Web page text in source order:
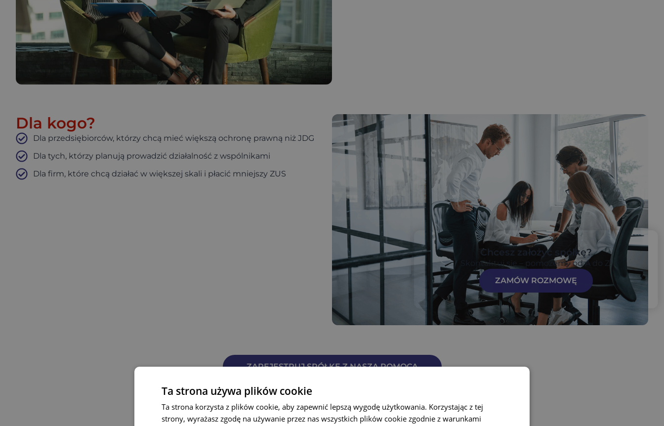
Chcesz założyć spółkę?
Skontaktuj się – pomożemy od A do Z!
ZAMÓW ROZMOWĘ
Dla kogo?
Dla przedsiębiorców, którzy chcą mieć większą ochronę prawną niż JDG
Dla tych, którzy planują prowadzić działalność z wspólnikami
Dla firm, które chcą działać w większej skali i płacić mniejszy ZUS
ZAREJESTRUJ SPÓŁKĘ Z NASZĄ POMOCĄ
Ta strona używa plików cookie
Ta strona korzysta z plików cookie, aby zapewnić lepszą wygodę użytkowania. Korzystając z tej
strony, wyrażasz zgodę na używanie przez nas wszystkich plików cookie zgodnie z warunkami